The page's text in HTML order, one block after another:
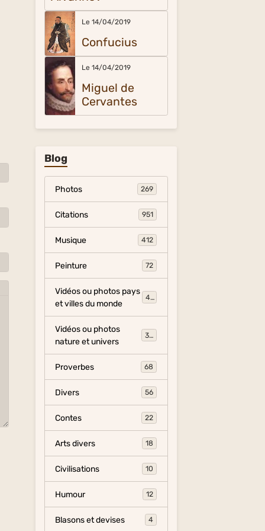
Le 14/04/2019
Confucius
Le 14/04/2019
Miguel de
Cervantes
Blog
Photos 269
Citations 951
Musique 412
Peinture 72
Vidéos ou photos pays
et villes du monde
454
Vidéos ou photos
nature et univers
325
Proverbes 68
Divers 56
Contes 22
Arts divers 18
Civilisations 10
Humour 12
Blasons et devises 4